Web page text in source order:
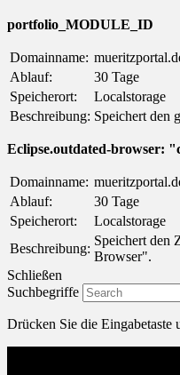
portfolio_MODULE_ID
Domainname:
Ablauf:
30 Tage
Speicherort:
Localstorage
Beschreibung: Speichert den
Eclipse.outdated-browser:
Domainname:
Ablauf:
30 Tage
Speicherort:
Localstorage
Beschreibung:
Speichert den
Browser".
Schließen
Suchbegriffe
Drücken Sie die Eingabetaste